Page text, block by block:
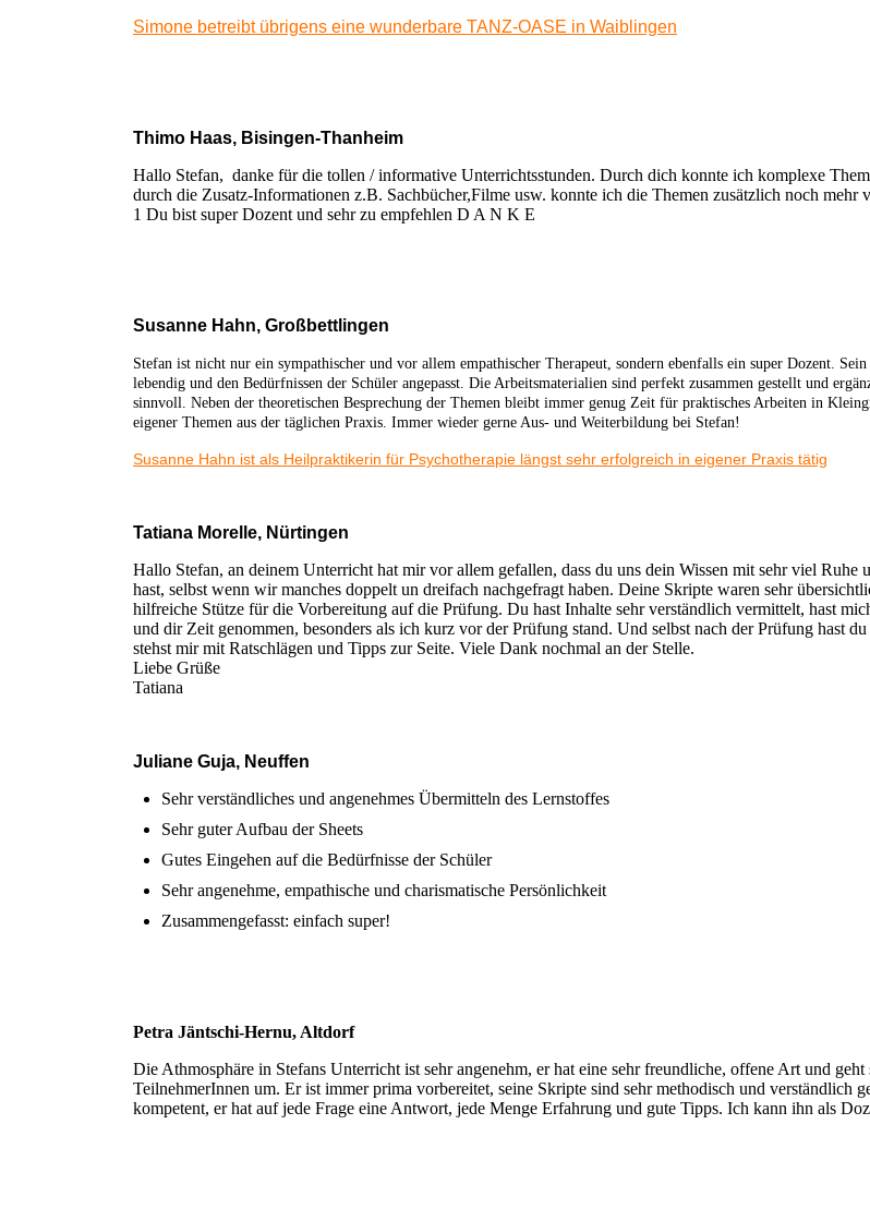
Simone betreibt übrigens eine wunderbare TANZ-OASE in Waiblingen
Thimo Haas, Bisingen-Thanheim
Hallo Stefan, danke für die tollen / informative Unterrichtsstunden. Durch dich konnte ich komplexe
durch die Zusatz-Informationen z.B. Sachbücher,Filme usw. konnte ich die Themen zusätzlich noch mehr
1 Du bist super Dozent und sehr zu empfehlen D A N K E
Susanne Hahn, Großbettlingen
Stefan ist nicht nur ein sympathischer und vor allem empathischer Therapeut, sondern ebenfalls ein super Dozent.
lebendig und den Bedürfnissen der Schüler angepasst. Die Arbeitsmaterialien sind perfekt zusammen gestellt und
sinnvoll. Neben der theoretischen Besprechung der Themen bleibt immer genug Zeit für praktisches Arbeiten in
eigener Themen aus der täglichen Praxis. Immer wieder gerne Aus- und Weiterbildung bei Stefan!
Susanne Hahn ist als Heilpraktikerin für Psychotherapie längst sehr erfolgreich in eigener Praxis tätig
Tatiana Morelle, Nürtingen
Hallo Stefan, an deinem Unterricht hat mir vor allem gefallen, dass du uns dein Wissen mit sehr viel Ruhe
hast, selbst wenn wir manches doppelt un dreifach nachgefragt haben. Deine Skripte waren sehr
hilfreiche Stütze für die Vorbereitung auf die Prüfung. Du hast Inhalte sehr verständlich vermittelt, hast
und dir Zeit genommen, besonders als ich kurz vor der Prüfung stand. Und selbst nach der Prüfung hast
stehst mir mit Ratschlägen und Tipps zur Seite. Viele Dank nochmal an der Stelle.
Liebe Grüße
Tatiana
Juliane Guja, Neuffen
Sehr verständliches und angenehmes Übermitteln des Lernstoffes
Sehr guter Aufbau der Sheets
Gutes Eingehen auf die Bedürfnisse der Schüler
Sehr angenehme, empathische und charismatische Persönlichkeit
Zusammengefasst: einfach super!
Petra Jäntschi-Hernu, Altdorf
Die Athmosphäre in Stefans Unterricht ist sehr angenehm, er hat eine sehr freundliche, offene Art und geht
TeilnehmerInnen um. Er ist immer prima vorbereitet, seine Skripte sind sehr methodisch und verständlich
kompetent, er hat auf jede Frage eine Antwort, jede Menge Erfahrung und gute Tipps. Ich kann ihn als